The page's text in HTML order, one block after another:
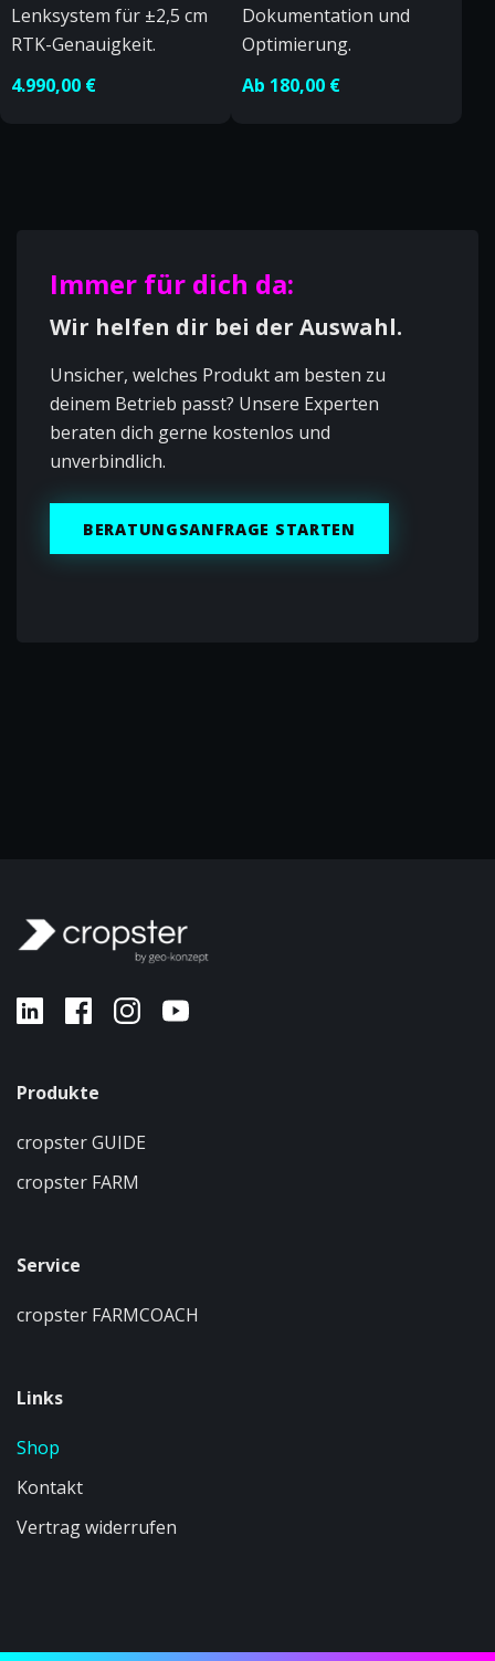
Lenksystem für ±2,5 cm
RTK-Genauigkeit.
4.990,00 €
Dokumentation und
Optimierung.
Ab 180,00 €
Immer für dich da:
Wir helfen dir bei der Auswahl.
Unsicher, welches Produkt am besten zu
deinem Betrieb passt? Unsere Experten
beraten dich gerne kostenlos und
unverbindlich.
BERATUNGSANFRAGE STARTEN
Produkte
cropster GUIDE
cropster FARM
Service
cropster FARMCOACH
Links
Shop
Kontakt
Vertrag widerrufen